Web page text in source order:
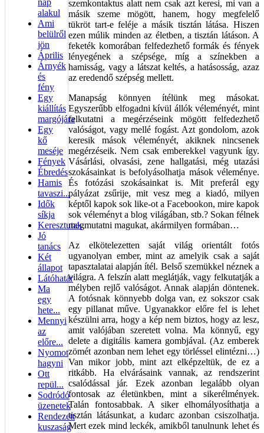
szemkontaktus alatt nem csak azt keresi, mi van a
másik szeme mögött, hanem, hogy megfelelő
tükröt tart-e feléje a másik tisztán látása. Hiszen
ezen múlik minden az életben, a tisztán látáson. A
feketék komorában felfedezhető formák és fények
lényegének a szépsége, míg a színekben a
hamisság, vagy a látszat keltés, a hatásosság, azaz
az eredendő szépség mellett.
Manapság könnyen ítélünk meg másokat.
Egyszerűbb elfogadni kívül állók véleményét, mint
felkutatni a megérzéseink mögött felfedezhető
valóságot, vagy mellé fogást. Azt gondolom, azok
keresik mások véleményét, akiknek nincsenek
megérzéseik. Nem csak emberekkel vagyunk így.
Vásárlási, olvasási, zene hallgatási, még utazási
szokásainkat is befolyásolhatja mások véleménye.
És fotózási szokásainkat is. Mit preferál egy
pályázat zsűrije, mit vesz meg a kiadó, milyen
képtől kapok sok like-ot a Facebookon, mire kapok
sok véleményt a blog világában, stb.? Sokan félnek
megmutatni magukat, akármilyen formában…
Az elkötelezetten saját világ orientált fotós
ugyanolyan ember, mint az amelyik csak a saját
tapasztalatai alapján ítél. Belső szemükkel néznek a
világra. A felszín alatt meglátják, vagy felkutatják a
mélyben rejlő valóságot. Annak alapján döntenek.
A fotósnak könnyebb dolga van, ez sokszor csak
egy pillanat műve. Ugyanakkor előre fel is lehet
készülni arra, hogy a kép nem biztos, hogy az lesz,
amit valójában szeretett volna. Ma könnyű, egy
delete a digitális kamera gombjával. (Az emberek
zömét azonban nem lehet egy törléssel elintézni…)
Van mikor jobb, mint azt elképzeltük, de ez a
ritkább. Ha elvárásaink vannak, az rendszerint
csalódással jár. Ezek azonban legalább olyan
fontosak az életünkben, mint a sikerélmények.
Talán fontosabbak. A siker elhomályosíthatja a
tisztán látásunkat, a kudarc azonban csiszolhatja.
Mert ezek mind leckék, amikből tanulnunk lehet és
alakul
Ami
belülről
jön
Április
Árnyék
és
fény
Egy
kiállítás
margójára
Egy
kő
meséje
Fények
Ébredés
Hamis
tavaszi...
Idők
síkja
Keresztutak
Jó
tanács
Két
állapot
Látóhatár
Ma
egy
hete...
Mennyi
az
előre...
Nyomot
hagyni
Ott
repül...
Sodródó
üzenetek
Rendezett
kuszaság